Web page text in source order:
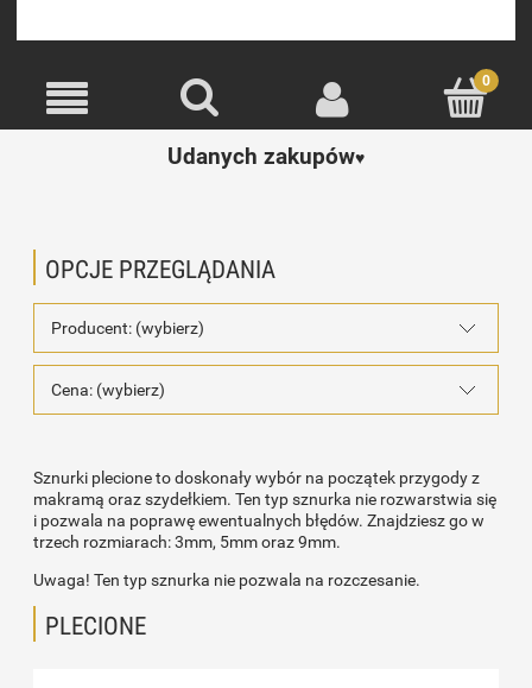
Udanych zakupów♥️
OPCJE PRZEGLĄDANIA
Producent: (wybierz)
Cena: (wybierz)
Sznurki plecione to doskonały wybór na początek przygody z
makramą oraz szydełkiem. Ten typ sznurka nie rozwarstwia się
i pozwala na poprawę ewentualnych błędów. Znajdziesz go w
trzech rozmiarach: 3mm, 5mm oraz 9mm.
Uwaga! Ten typ sznurka nie pozwala na rozczesanie.
PLECIONE